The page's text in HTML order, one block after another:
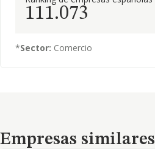
111.073
*Sector: Comercio
Empresas similares
Empresas similares